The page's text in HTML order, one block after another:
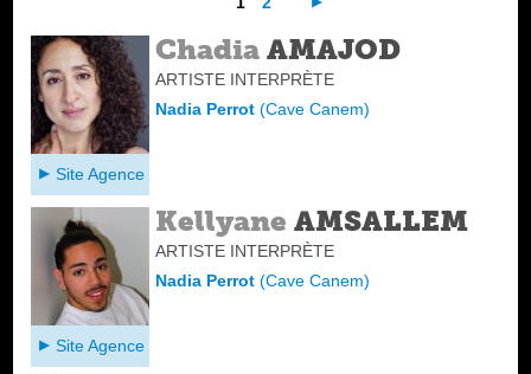
Chadia AMAJOD
ARTISTE INTERPRÈTE
Nadia Perrot(Cave Canem)
Site Agence
Kellyane AMSALLEM
ARTISTE INTERPRÈTE
Nadia Perrot(Cave Canem)
Site Agence